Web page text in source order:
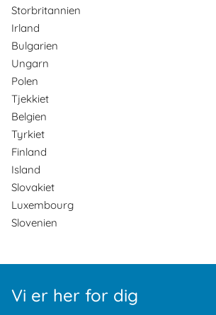
Storbritannien
Irland
Bulgarien
Ungarn
Polen
Tjekkiet
Belgien
Tyrkiet
Finland
Island
Slovakiet
Luxembourg
Slovenien
Vi er her for dig